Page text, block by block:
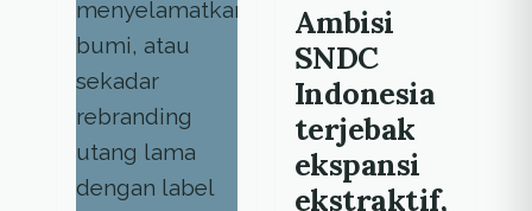
Ambisi
SNDC
Indonesia
terjebak
ekspansi
ekstraktif,